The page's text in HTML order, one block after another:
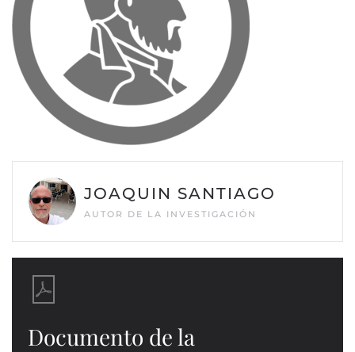
JOAQUIN SANTIAGO
AUTOR DE LA INVESTIGACIÓN
Documento de la